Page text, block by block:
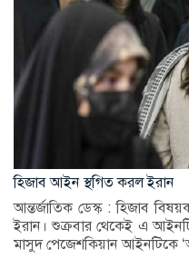
হিজাব আইন স্থগিত করল ইরান
আন্তর্জাতিক ডেস্ক : হিজাব
ইরান। শুক্রবার থেকেই এ
মাসুদ পেজেশকিয়ান আইনটিকে